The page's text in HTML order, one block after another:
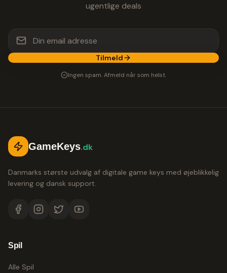
ugentlige deals
Tilmeld
Ingen spam. Afmeld når som helst.
GameKeys.dk
Danmarks største udvalg af digitale game keys med øjeblikkelig
levering og dansk support.
Spil
Alle Spil